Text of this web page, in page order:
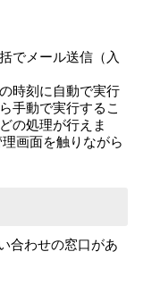
でメール送信（入
時刻に自動で実行
手動で実行するこ
の処理が行えま
画面を触りながら
合わせの窓口があ